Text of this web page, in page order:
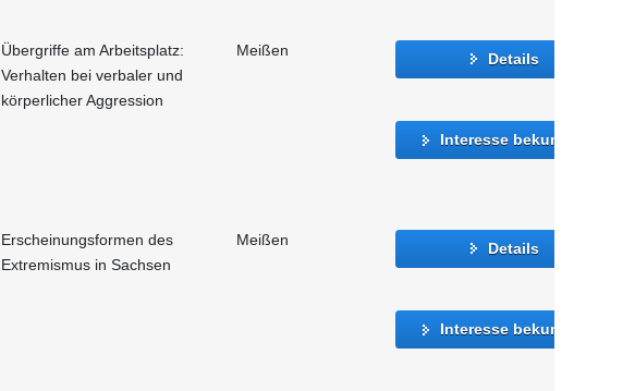
Übergriffe am Arbeitsplatz:
Verhalten bei verbaler und
körperlicher Aggression
Meißen Details
Interesse bekunden
Erscheinungsformen des
Extremismus in Sachsen
Meißen Details
Interesse bekunden